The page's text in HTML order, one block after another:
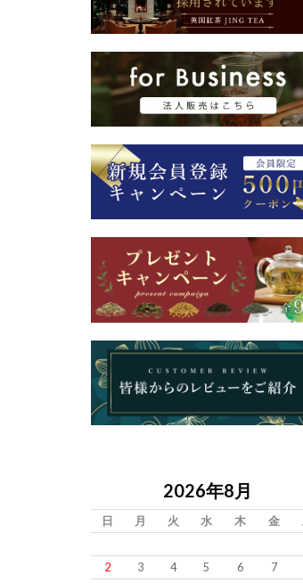
2026年8月
日 月 火 水 木 金
2
3 4 5 6 7